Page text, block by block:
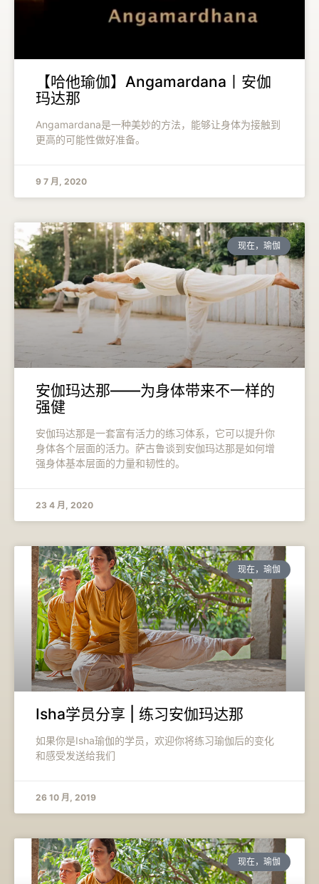
【哈他瑜伽】Angamardana丨安伽
玛达那
Angamardana是一种美妙的方法，能够让身体为接触到
更高的可能性做好准备。
9 7 月, 2020
现在，瑜伽
安伽玛达那——为身体带来不一样的
强健
安伽玛达那是一套富有活力的练习体系，它可以提升你
身体各个层面的活力。萨古鲁谈到安伽玛达那是如何增
强身体基本层面的力量和韧性的。
23 4 月, 2020
现在，瑜伽
Isha学员分享 | 练习安伽玛达那
如果你是Isha瑜伽的学员，欢迎你将练习瑜伽后的变化
和感受发送给我们
26 10 月, 2019
现在，瑜伽